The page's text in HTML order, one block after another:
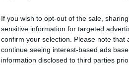
If you wish to opt-out of the sale,
sensitive information for targeted
confirm your selection. Please note
continue seeing interest-based ads
information disclosed to third parties